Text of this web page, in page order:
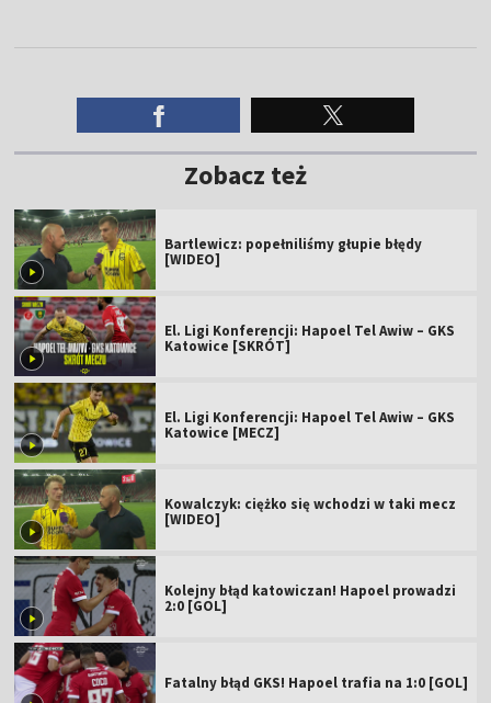
Zobacz też
Bartlewicz: popełniliśmy głupie błędy
[WIDEO]
El. Ligi Konferencji: Hapoel Tel Awiw – GKS
Katowice [SKRÓT]
El. Ligi Konferencji: Hapoel Tel Awiw – GKS
Katowice [MECZ]
Kowalczyk: ciężko się wchodzi w taki mecz
[WIDEO]
Kolejny błąd katowiczan! Hapoel prowadzi
2:0 [GOL]
Fatalny błąd GKS! Hapoel trafia na 1:0 [GOL]